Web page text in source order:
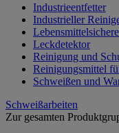
Industrieentfetter
Industrieller
Leckdetektor
Reinigung und
Reinigungsmittel
Schweißen und
Schweißarbeiten
Zur gesamten